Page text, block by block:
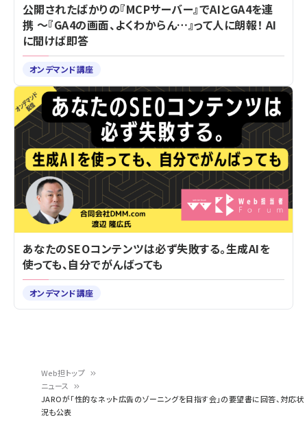
Web担トップ
ニュース
JAROが「性的なネット広告のゾーニングを目指す会」の要望書に回答、対応状
況も公表
公開されたばかりの『MCPサーバー』でAIとGA4を連
携 ～『GA4の画面、よくわからん…』って人に朗報！ AI
に聞けば即答
オンデマンド講座
あなたのSEOコンテンツは必ず失敗する。生成AIを
使っても、自分でがんばっても
オンデマンド講座